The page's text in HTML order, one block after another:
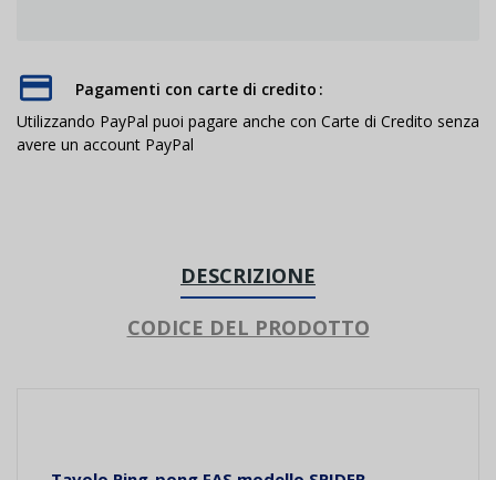
Pagamenti con carte di credito
Utilizzando PayPal puoi pagare anche con Carte di Credito senza
avere un account PayPal
DESCRIZIONE
CODICE DEL PRODOTTO